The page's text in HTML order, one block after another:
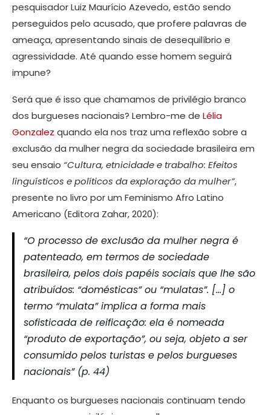
pesquisador Luiz Maurício Azevedo, estão sendo
perseguidos pelo acusado, que profere palavras de
ameaça, apresentando sinais de desequilíbrio e
agressividade. Até quando esse homem seguirá
impune?
Será que é isso que chamamos de privilégio branco
dos burgueses nacionais? Lembro-me de Lélia
Gonzalez quando ela nos traz uma reflexão sobre a
exclusão da mulher negra da sociedade brasileira em
seu ensaio “Cultura, etnicidade e trabalho: Efeitos
linguísticos e políticos da exploração da mulher”,
presente no livro por um Feminismo Afro Latino
Americano (Editora Zahar, 2020):
“O processo de exclusão da mulher negra é
patenteado, em termos de sociedade
brasileira, pelos dois papéis sociais que lhe são
atribuídos: “domésticas” ou “mulatas”. […] o
termo “mulata” implica a forma mais
sofisticada de reificação: ela é nomeada
“produto de exportação”, ou seja, objeto a ser
consumido pelos turistas e pelos burgueses
nacionais” (p. 44)
Enquanto os burgueses nacionais continuam tendo